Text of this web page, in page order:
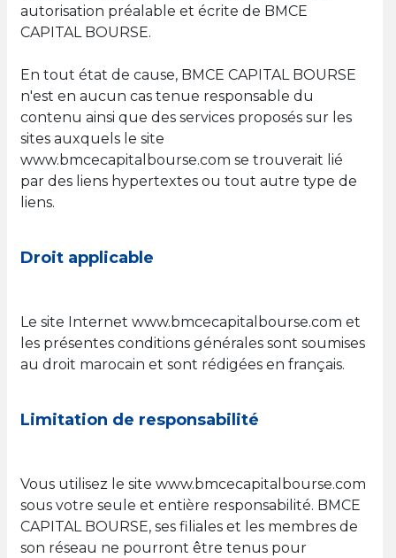
autorisation préalable et écrite de BMCE
CAPITAL BOURSE.
En tout état de cause, BMCE CAPITAL BOURSE
n'est en aucun cas tenue responsable du
contenu ainsi que des services proposés sur les
sites auxquels le site
www.bmcecapitalbourse.com se trouverait lié
par des liens hypertextes ou tout autre type de
liens.
Droit applicable
Le site Internet www.bmcecapitalbourse.com et
les présentes conditions générales sont soumises
au droit marocain et sont rédigées en français.
Limitation de responsabilité
Vous utilisez le site www.bmcecapitalbourse.com
sous votre seule et entière responsabilité. BMCE
CAPITAL BOURSE, ses filiales et les membres de
son réseau ne pourront être tenus pour